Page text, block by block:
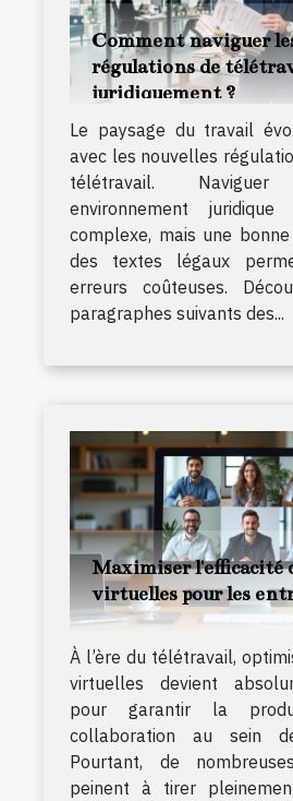
Comment naviguer
régulations de
juridiquement ?
Le paysage du travail
avec les nouvelles
télétravail.
environnement
complexe, mais une
des textes légaux
erreurs coûteuses.
paragraphes suivants des...
Maximiser l'efficacité
virtuelles pour les
À l’ère du télétravail,
virtuelles devient
pour garantir la
collaboration au sein
Pourtant, de
peinent à tirer